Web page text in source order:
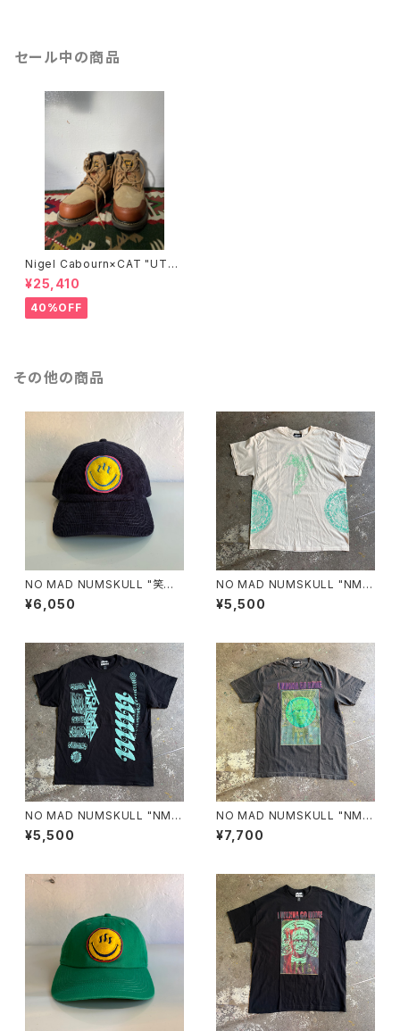
セール中の商品
Nigel Cabourn×CAT "UTA
H"/BROWN
¥25,410
40%OFF
その他の商品
NO MAD NUMSKULL "笑温
泉 CORDUROY CAP"(NAVY)
¥6,050
NO MAD NUMSKULL "NMN
MULTI PRINT S/T"(NATUR
AL.XL)
¥5,500
NO MAD NUMSKULL "NMN
MULTI PRINT S/T"(BLACK.
L)
¥5,500
NO MAD NUMSKULL "NMN
×壊し屋 MULTI PRINT S/T"
(PEPPER.L)
¥7,700